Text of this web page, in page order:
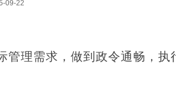
09-22
理需求，做到政令通畅，执